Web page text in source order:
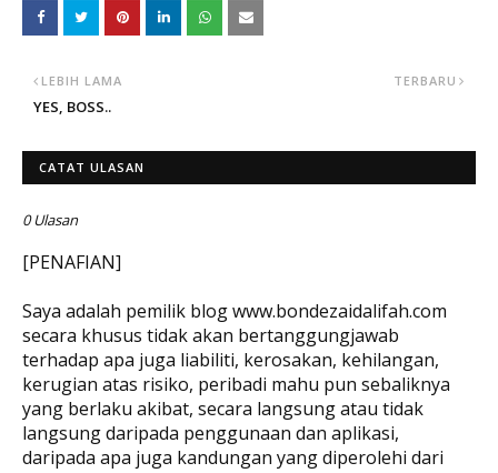
TERBARU
LEBIH LAMA
YES, BOSS..
CATAT ULASAN
0 Ulasan
[PENAFIAN]
Saya adalah pemilik blog www.bondezaidalifah.com
secara khusus tidak akan bertanggungjawab
terhadap apa juga liabiliti, kerosakan, kehilangan,
kerugian atas risiko, peribadi mahu pun sebaliknya
yang berlaku akibat, secara langsung atau tidak
langsung daripada penggunaan dan aplikasi,
daripada apa juga kandungan yang diperolehi dari